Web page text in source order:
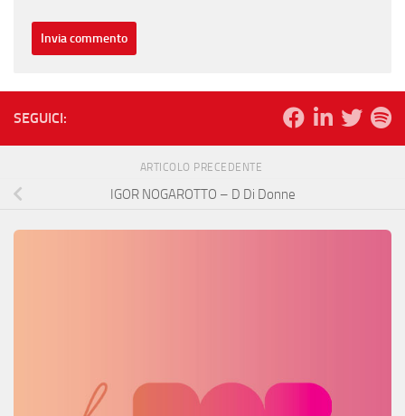
SEGUICI:
ARTICOLO PRECEDENTE
IGOR NOGAROTTO – D Di Donne